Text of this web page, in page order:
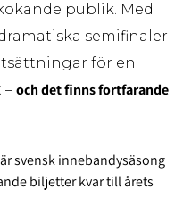
publik. Med
semifinaler
för en
– och det finns fortfarande
svensk innebandysäsong
biljetter kvar till årets